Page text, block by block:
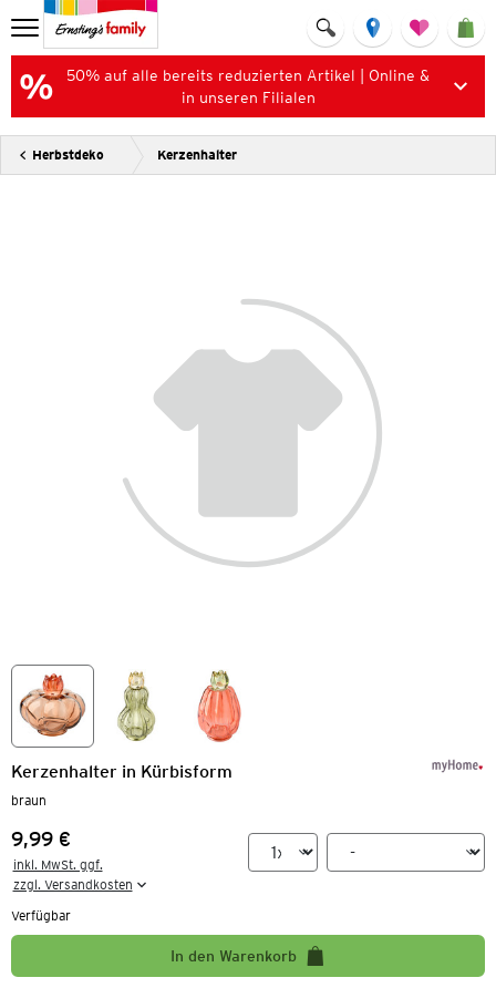
50% auf alle bereits reduzierten Artikel | Online &
in unseren Filialen
Herbstdeko Kerzenhalter
Kerzenhalter in Kürbisform
braun
Preis:
9,99 €
inkl. MwSt. ggf.
zzgl. Versandkosten
Verfügbar
In den Warenkorb